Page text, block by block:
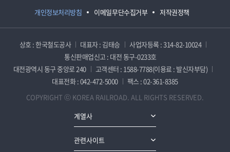
개인정보처리방침 이메일무단수집거부 저작권정책
상호 : 한국철도공사 대표자 : 김태승
사업자등록 : 314-82-10024
통신판매업신고 : 대전 동구-0233호
대전광역시 동구 중앙로 240
고객센터 : 1588-7788(이용료 : 발신자부담)
대표전화 : 042-472-5000
팩스 : 02-361-8385
COPYRIGHT ⓒ KOREA RAILROAD. ALL RIGHTS RESERVED.
계열사
관련사이트